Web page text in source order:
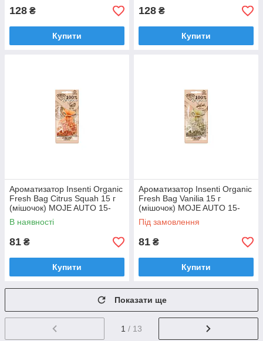
128 ₴
Купити
128 ₴
Купити
Ароматизатор Insenti Organic
Fresh Bag Citrus Squah 15 г
(мішочок) MOJE AUTO 15-
514
В наявності
81 ₴
Купити
Ароматизатор Insenti Organic
Fresh Bag Vanilia 15 г
(мішочок) MOJE AUTO 15-
512
Під замовлення
81 ₴
Купити
Показати ще
1 / 13